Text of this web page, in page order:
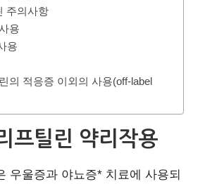
주의사항
용
용
의 적응증 이외의 사용(off-label
프틸린 약리작용
우울증과 야뇨증* 치료에 사용되